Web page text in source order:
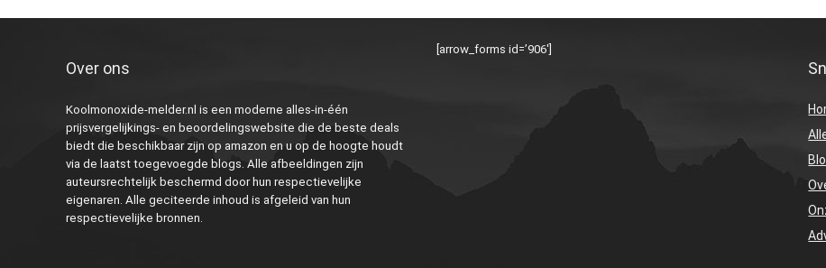
Over ons
Koolmonoxide-melder.nl is een moderne alles-in-één
prijsvergelijkings- en beoordelingswebsite die de beste deals
biedt die beschikbaar zijn op amazon en u op de hoogte houdt
via de laatst toegevoegde blogs. Alle afbeeldingen zijn
auteursrechtelijk beschermd door hun respectievelijke
eigenaren. Alle geciteerde inhoud is afgeleid van hun
respectievelijke bronnen.
[arrow_forms id=’906′]